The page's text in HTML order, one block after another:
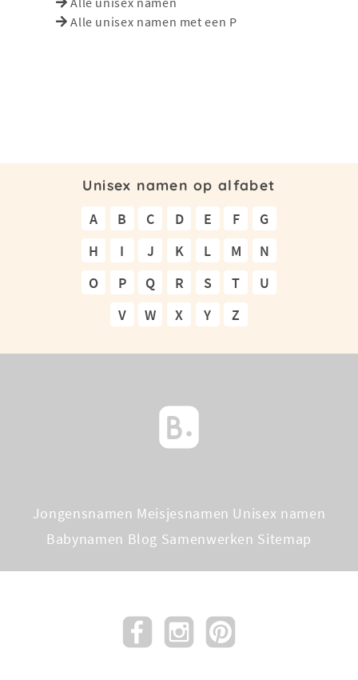
Alle unisex namen met een P
Unisex namen op alfabet
A B C D E F
G
H
I J K L M
N
O
P Q R S T
U
V
W X Y Z
Jongensnamen Meisjesnamen Unisex namen
Babynamen Blog Samenwerken Sitemap